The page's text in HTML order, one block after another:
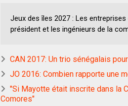
Jeux des îles 2027 : Les
président et les ingénieurs de la
CAN 2017: Un trio sénégalais
JO 2016: Combien rapporte une
"Si Mayotte était inscrite dans la
Comores"